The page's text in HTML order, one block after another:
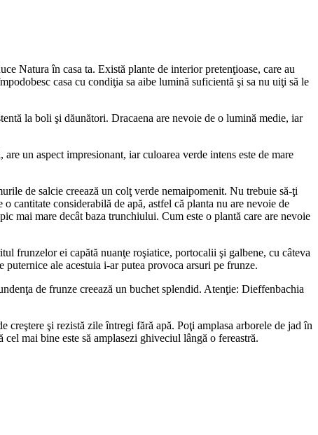
Natura în casa ta. Există plante de interior pretenţioase, care au
casa cu condiţia sa aibe lumină suficientă şi sa nu uiţi să le
la boli şi dăunători. Dracaena are nevoie de o lumină medie, iar
un aspect impresionant, iar culoarea verde intens este de mare
de salcie creează un colţ verde nemaipomenit. Nu trebuie să-ţi
cantitate considerabilă de apă, astfel că planta nu are nevoie de
mai mare decât baza trunchiului. Cum este o plantă care are nevoie
frunzelor ei capătă nuanţe roşiatice, portocalii şi galbene, cu câteva
ale acestuia i-ar putea provoca arsuri pe frunze.
de frunze creează un buchet splendid. Atenţie: Dieffenbachia
şi rezistă zile întregi fără apă. Poţi amplasa arborele de jad în
mai bine este să amplasezi ghiveciul lângă o fereastră.